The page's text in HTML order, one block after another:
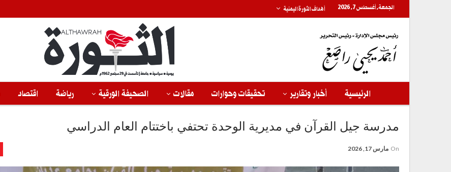
الجمعة, أغسطس 7, 2026 أهداف الثورة اليمنية
الرئيسية أخبار وتقارير تحقيقات وحوارات مقالات الصحيفة الورقية رياضة اقتصاد
مدرسة جيل القرآن في مديرية الوحدة تحتفي باختتام العام الدراسي
On مارس 17, 2026